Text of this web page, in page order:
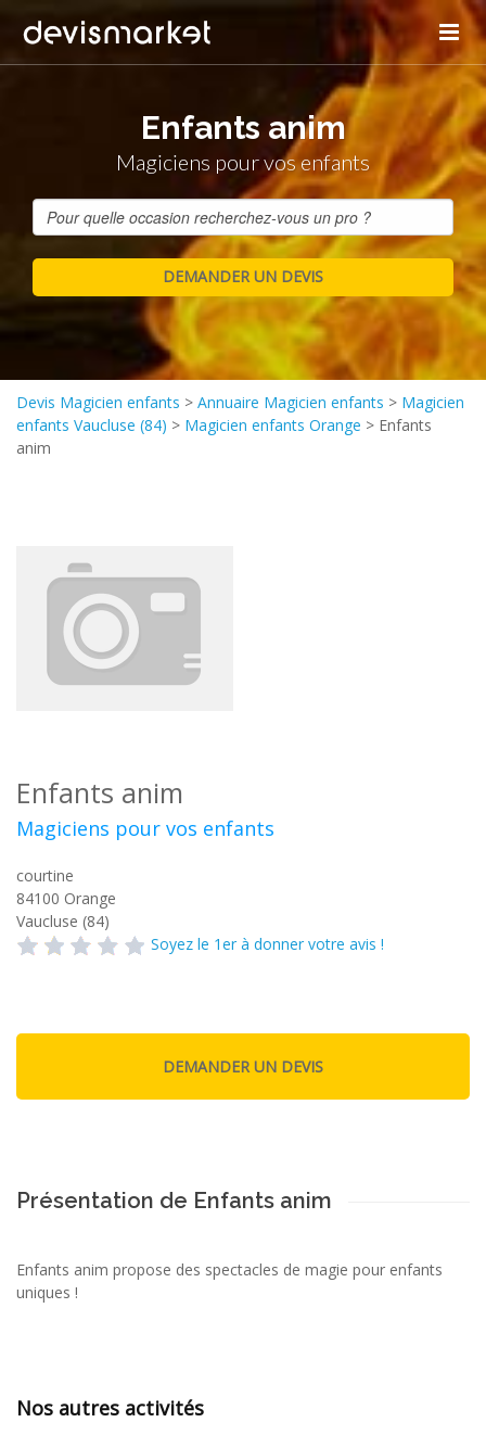
Enfants anim
Magiciens pour vos enfants
Devis Magicien enfants > Annuaire Magicien enfants > Magicien
enfants Vaucluse (84) > Magicien enfants Orange > Enfants
anim
Enfants anim
Magiciens pour vos enfants
courtine
84100 Orange
Vaucluse (84)
Soyez le 1er à donner votre avis !
Présentation de Enfants anim
Enfants anim propose des spectacles de magie pour enfants
uniques !
Nos autres activités